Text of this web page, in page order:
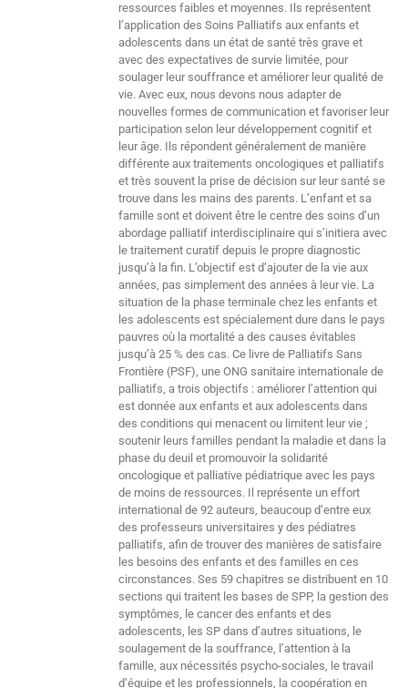
ressources faibles et moyennes. Ils représentent
l’application des Soins Palliatifs aux enfants et
adolescents dans un état de santé très grave et
avec des expectatives de survie limitée, pour
soulager leur souffrance et améliorer leur qualité de
vie. Avec eux, nous devons nous adapter de
nouvelles formes de communication et favoriser leur
participation selon leur développement cognitif et
leur âge. Ils répondent généralement de manière
différente aux traitements oncologiques et palliatifs
et très souvent la prise de décision sur leur santé se
trouve dans les mains des parents. L’enfant et sa
famille sont et doivent être le centre des soins d’un
abordage palliatif interdisciplinaire qui s’initiera avec
le traitement curatif depuis le propre diagnostic
jusqu’à la fin. L’objectif est d’ajouter de la vie aux
années, pas simplement des années à leur vie. La
situation de la phase terminale chez les enfants et
les adolescents est spécialement dure dans le pays
pauvres où la mortalité a des causes évitables
jusqu’à 25 % des cas. Ce livre de Palliatifs Sans
Frontière (PSF), une ONG sanitaire internationale de
palliatifs, a trois objectifs : améliorer l’attention qui
est donnée aux enfants et aux adolescents dans
des conditions qui menacent ou limitent leur vie ;
soutenir leurs familles pendant la maladie et dans la
phase du deuil et promouvoir la solidarité
oncologique et palliative pédiatrique avec les pays
de moins de ressources. Il représente un effort
international de 92 auteurs, beaucoup d’entre eux
des professeurs universitaires y des pédiatres
palliatifs, afin de trouver des manières de satisfaire
les besoins des enfants et des familles en ces
circonstances. Ses 59 chapitres se distribuent en 10
sections qui traitent les bases de SPP, la gestion des
symptômes, le cancer des enfants et des
adolescents, les SP dans d’autres situations, le
soulagement de la souffrance, l’attention à la
famille, aux nécessités psycho-sociales, le travail
d’équipe et les professionnels, la coopération en